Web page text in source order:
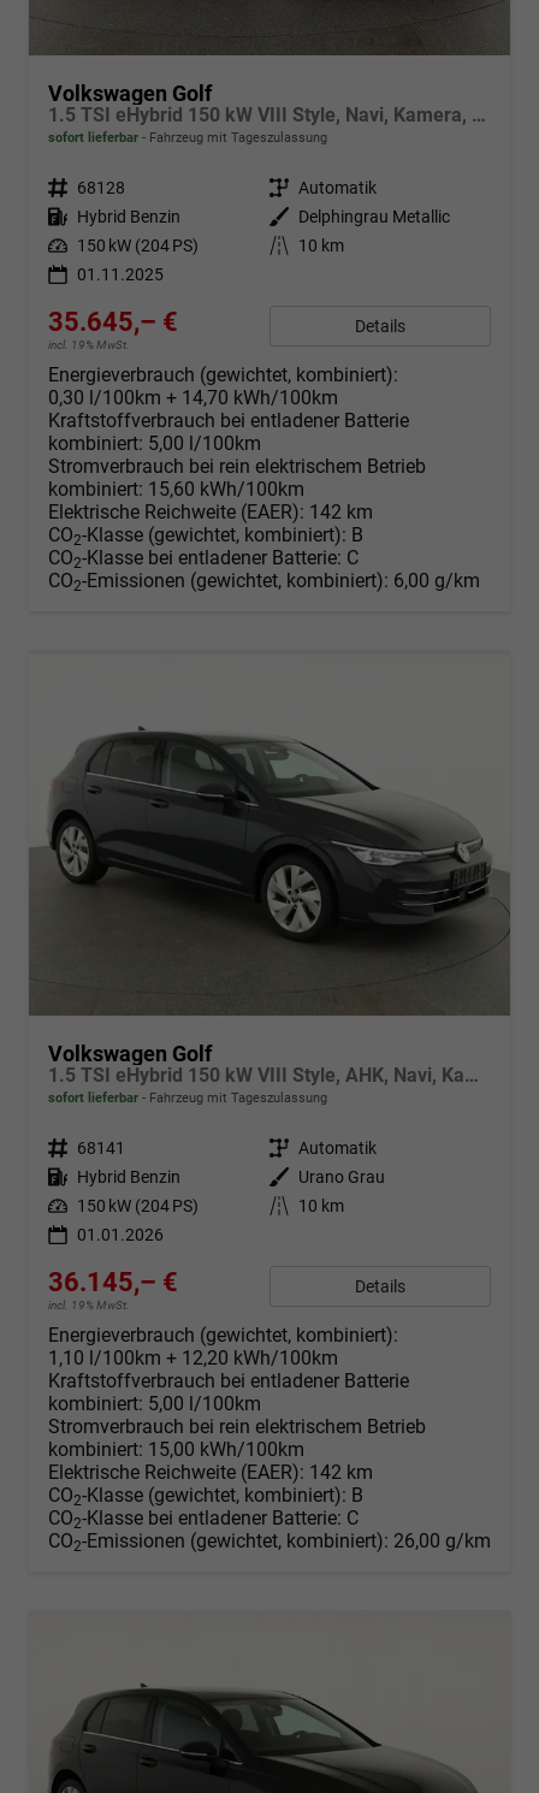
Volkswagen Golf
1.5 TSI eHybrid 150 kW VIII Style, Navi, Kamera, Side, LED-Plus
sofort lieferbar Fahrzeug mit Tageszulassung
Fahrzeugnr. 68128 Getriebe Automatik
Kraftstoff Hybrid Benzin Außenfarbe
Delphingrau Metallic
Leistung 150 kW (204 PS) Kilometerstand
10 km
01.11.2025
35.645,– €
incl. 19% MwSt.
Details
Energieverbrauch (gewichtet, kombiniert):
0,30 l/100km + 14,70 kWh/100km
Kraftstoffverbrauch bei entladener Batterie
kombiniert: 5,00 l/100km
Stromverbrauch bei rein elektrischem Betrieb
kombiniert: 15,60 kWh/100km
Elektrische Reichweite (EAER): 142 km
CO2-Klasse (gewichtet, kombiniert): B
CO2-Klasse bei entladener Batterie: C
CO2-Emissionen (gewichtet, kombiniert): 6,00 g/km
Volkswagen Golf
1.5 TSI eHybrid 150 kW VIII Style, AHK, Navi, Kamera, Side, LED-Plus
sofort lieferbar Fahrzeug mit Tageszulassung
Fahrzeugnr. 68141 Getriebe Automatik
Kraftstoff Hybrid Benzin Außenfarbe
Urano Grau
Leistung 150 kW (204 PS) Kilometerstand
10 km
01.01.2026
36.145,– €
incl. 19% MwSt.
Details
Energieverbrauch (gewichtet, kombiniert):
1,10 l/100km + 12,20 kWh/100km
Kraftstoffverbrauch bei entladener Batterie
kombiniert: 5,00 l/100km
Stromverbrauch bei rein elektrischem Betrieb
kombiniert: 15,00 kWh/100km
Elektrische Reichweite (EAER): 142 km
CO2-Klasse (gewichtet, kombiniert): B
CO2-Klasse bei entladener Batterie: C
CO2-Emissionen (gewichtet, kombiniert): 26,00 g/km